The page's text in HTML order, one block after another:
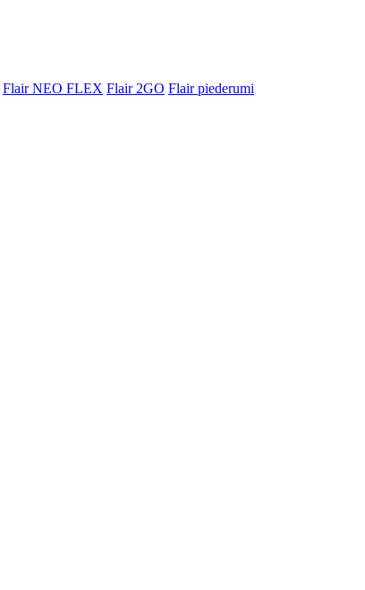
Flair NEO FLEX Flair 2GO Flair piederumi